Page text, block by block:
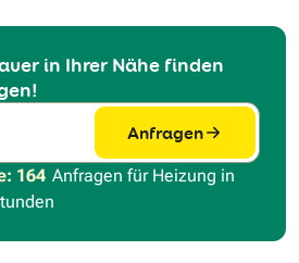
in Ihrer Nähe finden
Anfragen
164 Anfragen für Heizung in